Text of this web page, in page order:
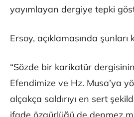
yayımlayan dergiye tepki
Ersoy, açıklamasında şunları
“Sözde bir karikatür
Efendimize ve Hz. Musa’ya
alçakça saldırıyı en sert